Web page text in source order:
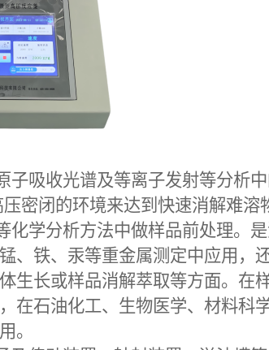
子吸收光谱及等离子发射等分析
密闭的环境来达到快速消解难溶
学分析方法中做样品前处理。
、铁、汞等重金属测定中应用，
生长或样品消解萃取等方面。在
在石油化工、生物医学、材料科
。